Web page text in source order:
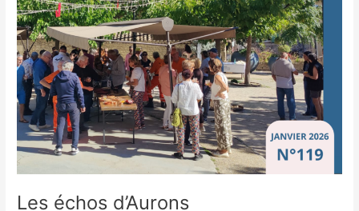
Les échos d’Aurons